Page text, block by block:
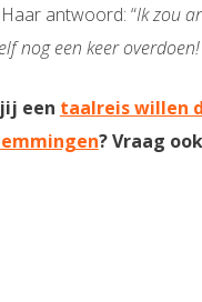
antwoord: “Ik zou
nog een keer
een taalreis willen
? Vraag